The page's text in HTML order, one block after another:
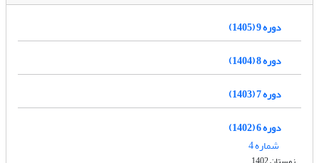
دوره 9 (1405)
دوره 8 (1404)
دوره 7 (1403)
دوره 6 (1402)
شماره 4